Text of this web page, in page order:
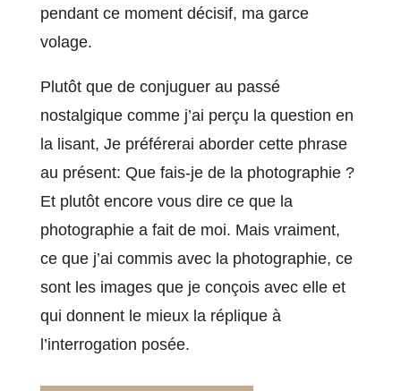
pendant ce moment décisif, ma garce
volage.
Plutôt que de conjuguer au passé
nostalgique comme j’ai perçu la question en
la lisant, Je préférerai aborder cette phrase
au présent: Que fais-je de la photographie ?
Et plutôt encore vous dire ce que la
photographie a fait de moi. Mais vraiment,
ce que j’ai commis avec la photographie, ce
sont les images que je conçois avec elle et
qui donnent le mieux la réplique à
l’interrogation posée.